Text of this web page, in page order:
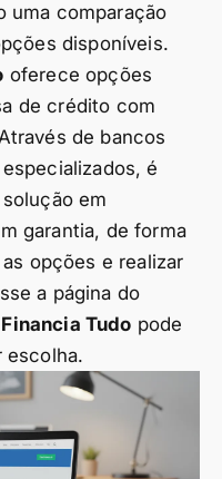
uma comparação
disponíveis.
oferece opções
de crédito com
de bancos
é
em
garantia, de forma
opções e realizar
a página do
Financia Tudo pode
escolha.